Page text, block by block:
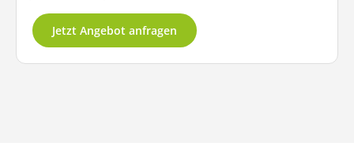
Jetzt Angebot anfragen